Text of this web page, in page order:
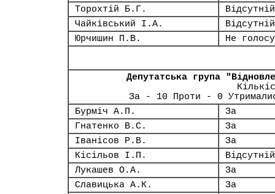
Торохтій Б.Г.
Відсутній
Чайківський І.А.
Відсутній
Юрчишин П.В.
Не
Депутатська група
За - 10 Проти - 0
Бурміч А.П.
За
Гнатенко В.С.
За
Іванісов Р.В.
За
Кісільов І.П.
Відсутній
Лукашев О.А.
За
Славицька А.К.
За